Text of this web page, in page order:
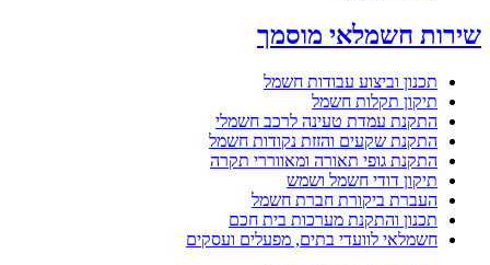
שירות חשמלאי מוסמך
תכנון וביצוע עבודות חשמל
תיקון תקלות חשמל
התקנת עמדת טעינה לרכב חשמלי
התקנת שקעים והזזת נקודות חשמל
התקנת גופי תאורה ומאווררי תקרה
תיקון דודי חשמל ושמש
העברת ביקורת חברת חשמל
תכנון והתקנת מערכות בית חכם
חשמלאי לוועדי בתים, מפעלים ועסקים